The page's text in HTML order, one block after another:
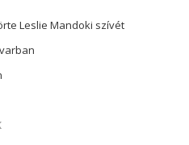
Leslie Mandoki szívét